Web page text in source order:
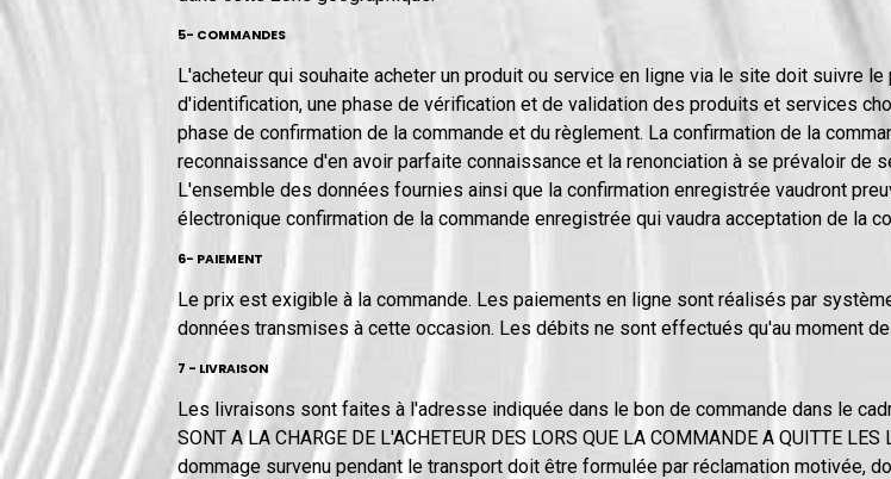
5- COMMANDES
L'acheteur qui souhaite acheter un produit ou service en ligne via le site doit suivre
d'identification, une phase de vérification et de validation des produits et services
phase de confirmation de la commande et du règlement. La confirmation de la
reconnaissance d'en avoir parfaite connaissance et la renonciation à se prévaloir de
L'ensemble des données fournies ainsi que la confirmation enregistrée vaudront
électronique confirmation de la commande enregistrée qui vaudra acceptation de la
6- PAIEMENT
Le prix est exigible à la commande. Les paiements en ligne sont réalisés par
données transmises à cette occasion. Les débits ne sont effectués qu'au moment
7 - LIVRAISON
Les livraisons sont faites à l'adresse indiquée dans le bon de commande dans le
SONT A LA CHARGE DE L'ACHETEUR DES LORS QUE LA COMMANDE A QUITTE
dommage survenu pendant le transport doit être formulée par réclamation motivée,